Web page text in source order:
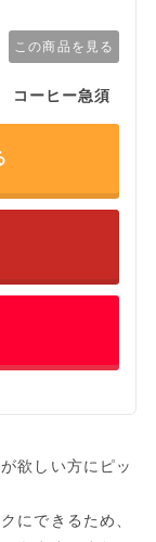
この商品を見る
ーヒー急須
欲しい方にピッ
にできるため、